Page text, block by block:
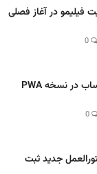
فیلیمو در آغاز فصلی
مشاهده علت مسدودی حساب در نسخه PWA
جدید ثبت